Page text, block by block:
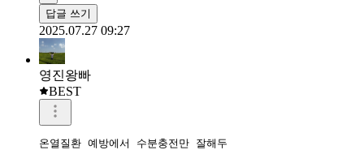
답글 쓰기
2025.07.27 09:27
영진왕빠
BEST
온열질환 예방에서 수분충전만 잘해두